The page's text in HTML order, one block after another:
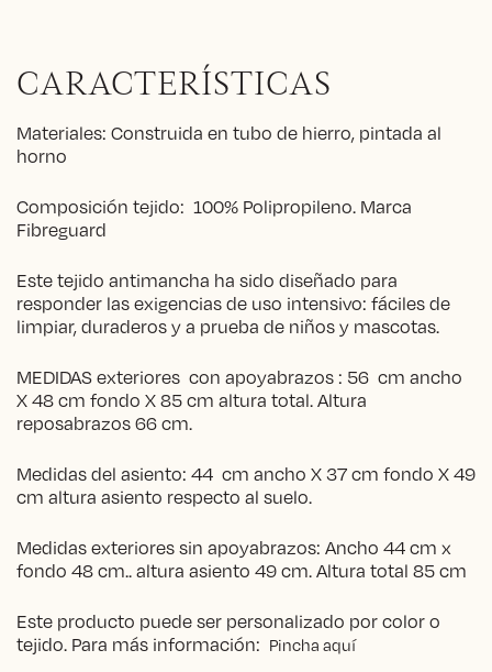
CARACTERÍSTICAS
Materiales: Construida en tubo de hierro, pintada al
horno
Composición tejido: 100% Polipropileno. Marca
Fibreguard
Este tejido antimancha ha sido diseñado para
responder las exigencias de uso intensivo: fáciles de
limpiar, duraderos y a prueba de niños y mascotas.
MEDIDAS exteriores con apoyabrazos : 56 cm ancho
X 48 cm fondo X 85 cm altura total. Altura
reposabrazos 66 cm.
Medidas del asiento: 44 cm ancho X 37 cm fondo X 49
cm altura asiento respecto al suelo.
Medidas exteriores sin apoyabrazos: Ancho 44 cm x
fondo 48 cm.. altura asiento 49 cm. Altura total 85 cm
Este producto puede ser personalizado por color o
tejido. Para más información: Pincha aquí